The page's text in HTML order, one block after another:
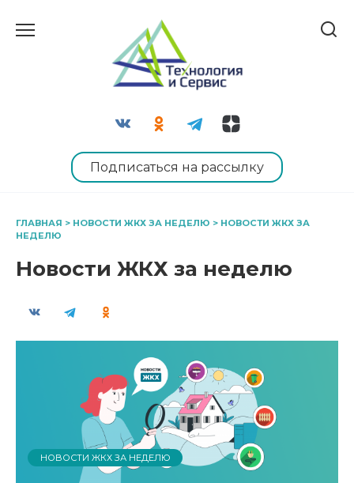
Подписаться на рассылку
ГЛАВНАЯ > НОВОСТИ ЖКХ ЗА НЕДЕЛЮ > НОВОСТИ ЖКХ ЗА
НЕДЕЛЮ
Новости ЖКХ за неделю
НОВОСТИ ЖКХ ЗА НЕДЕЛЮ